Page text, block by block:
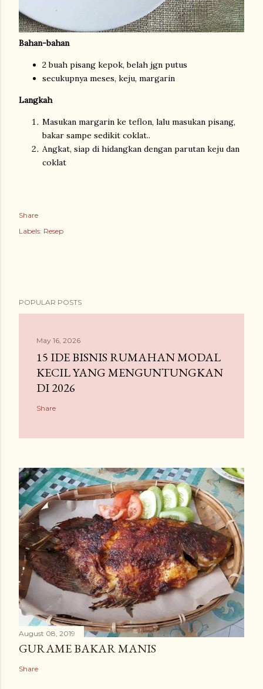
Bahan-bahan
2 buah pisang kepok, belah jgn putus
secukupnya meses, keju, margarin
Langkah
Masukan margarin ke teflon, lalu masukan pisang,
bakar sampe sedikit coklat..
Angkat, siap di hidangkan dengan parutan keju dan
coklat
Share
Labels: Resep
POPULAR POSTS
May 16, 2026
15 IDE BISNIS RUMAHAN MODAL
KECIL YANG MENGUNTUNGKAN
DI 2026
Share
August 08, 2019
GURAME BAKAR MANIS
Share